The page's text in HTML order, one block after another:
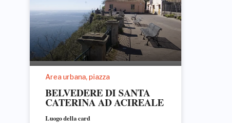
Area urbana, piazza
BELVEDERE DI SANTA
CATERINA AD ACIREALE
Luogo della card